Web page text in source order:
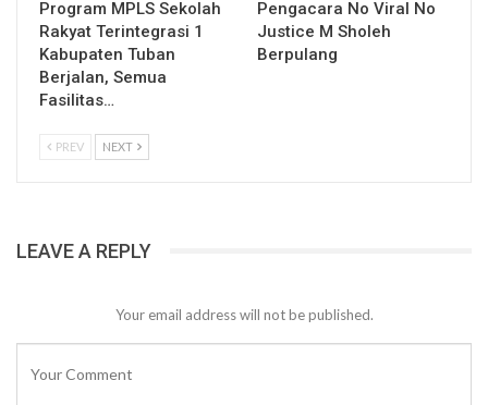
Program MPLS Sekolah
Rakyat Terintegrasi 1
Kabupaten Tuban
Berjalan, Semua
Fasilitas…
Pengacara No Viral No
Justice M Sholeh
Berpulang
PREV NEXT
LEAVE A REPLY
Your email address will not be published.